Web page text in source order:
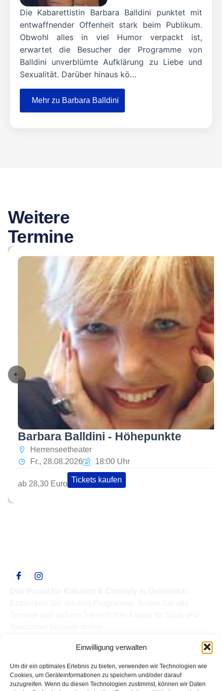
Einwilligung verwalten
Um dir ein optimales Erlebnis zu bieten, verwenden wir Technologien wie
Cookies, um Geräteinformationen zu speichern und/oder darauf
zuzugreifen. Wenn du diesen Technologien zustimmst, können wir Daten
Die Kabarettistin Barbara Balldini punktet mit
entwaffnender Offenheit stark beim Publikum.
Obwohl alles in viel Humor verpackt ist,
erwartet die Besucher der Programme von
Balldini unverblümte Aufklärung zu Liebe und
Sexualität. Darüber hinaus kö…
Mehr zu Barbara Balldini
Weitere
Termine
Barbara Balldini - Höhepunkte
Herrenseetheater
Fr., 28.08.2026
18:00 Uhr
ab 28,30 Euro Tickets kaufen
Termine
Kabarettisten
Spielorte